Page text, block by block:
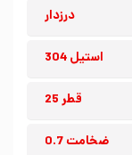
درزدار
استیل 304
قطر 25
ضخامت 0.7